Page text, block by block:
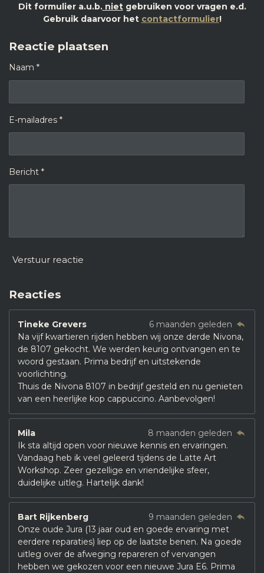
Dit formulier a.u.b.nietgebruiken voor vragen e.d.
Gebruik daarvoor het contactformulier!
Reactie plaatsen
Naam *
E-mailadres *
Bericht *
Verstuur reactie
Reacties
Tineke Grevers
6 maanden geleden
Na vijf kwartieren rijden hebben wij onze derde Nivona,
de 8107 gekocht. We werden keurig ontvangen en te
woord gestaan. Prima bedrijf en uitstekende
voorlichting.
Thuis de Nivona 8107 in bedrijf gesteld en nu genieten
van een heerlijke kop cappuccino. Aanbevolgen!
Mila
8 maanden geleden
Ik sta altijd open voor nieuwe kennis en ervaringen.
Vandaag heb ik veel geleerd tijdens de Latte Art
Workshop. Zeer gezellige en vriendelijke sfeer,
duidelijke uitleg. Hartelijk dank!
Bart Rijkenberg
9 maanden geleden
Onze oude Jura (13 jaar oud en goede ervaring met
eerdere reparaties) liep op de laatste benen. Na goede
uitleg over de afweging repareren of vervangen
hebben we gekozen voor een nieuwe Jura E6. Prima